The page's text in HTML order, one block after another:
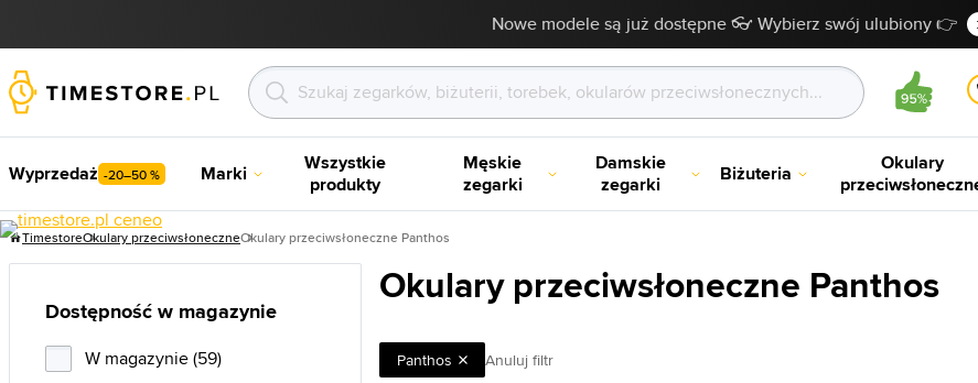
Nowe modele są już dostępne 👓 Wybierz swój ulubiony 👉
Wyprzedaż -20–50 % Marki
Wszystkie
produkty
Męskie
zegarki
Damskie
zegarki
Biżuteria
Okulary
TimestoreOkulary przeciwsłoneczneOkulary przeciwsłoneczne Panthos
Okulary przeciwsłoneczne Panthos
Panthos Anuluj filtr
Dostępność w magazynie
W magazynie (59)